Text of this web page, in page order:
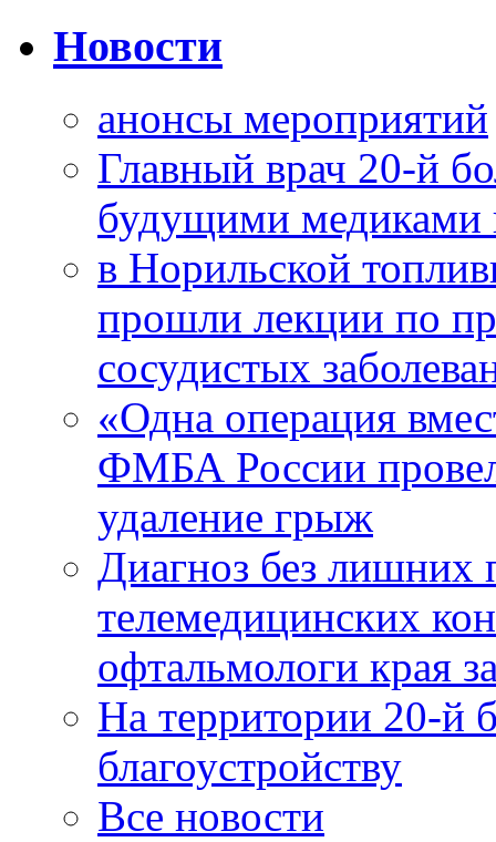
Новости
анонсы мероприятий
Главный врач 20-й
будущими медиками
в Норильской
прошли лекции по
сосудистых
«Одна операция
ФМБА России
удаление грыж
Диагноз без лишних
телемедицинских
офтальмологи края
На территории 20-й
благоустройству
Все новости